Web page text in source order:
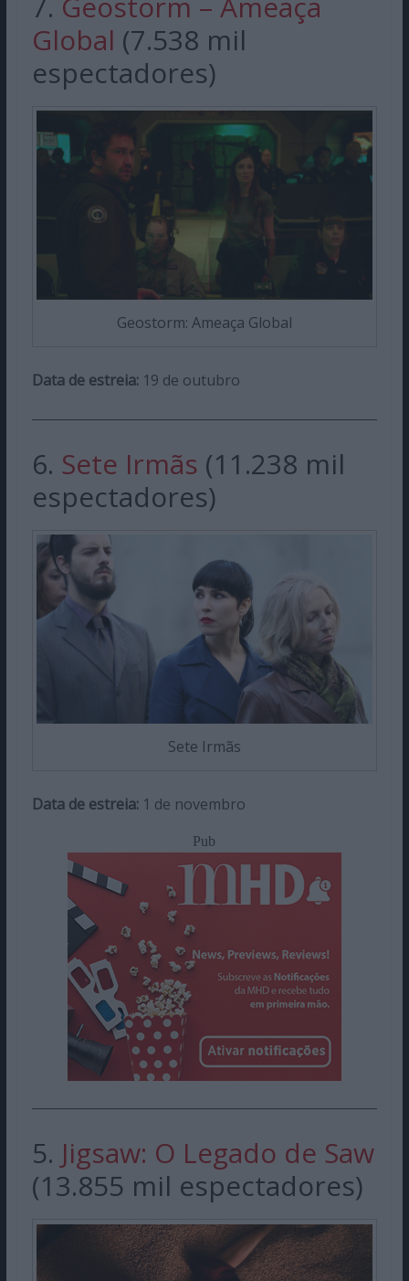
Global (7.538 mil
espectadores)
Geostorm: Ameaça Global
Data de estreia:19 de outubro
6. Sete Irmãs (11.238 mil
espectadores)
Sete Irmãs
Data de estreia:1 de novembro
Pub
5. Jigsaw: O Legado de Saw
(13.855 mil espectadores)